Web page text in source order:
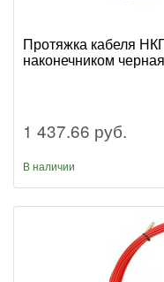
Протяжка кабеля
наконечником
1 437.66 руб.
В наличии